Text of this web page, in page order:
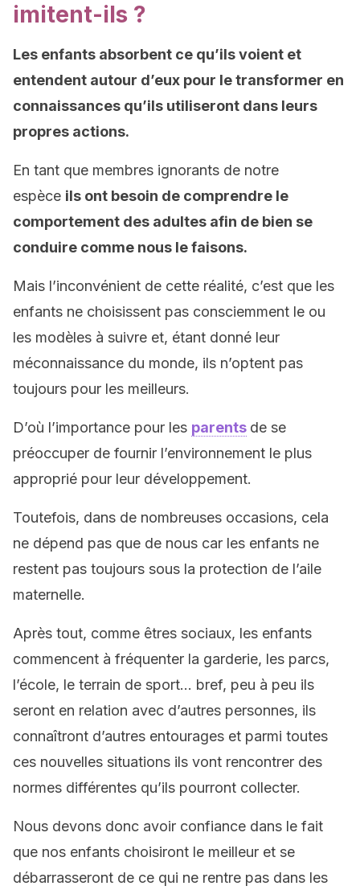
imitent-ils ?
Les enfants absorbent ce qu’ils voient et
entendent autour d’eux pour le transformer en
connaissances qu’ils utiliseront dans leurs
propres actions.
En tant que membres ignorants de notre
espèce ils ont besoin de comprendre le
comportement des adultes afin de bien se
conduire comme nous le faisons.
Mais l’inconvénient de cette réalité, c’est que les
enfants ne choisissent pas consciemment le ou
les modèles à suivre et, étant donné leur
méconnaissance du monde, ils n’optent pas
toujours pour les meilleurs.
D’où l’importance pour les parents de se
préoccuper de fournir l’environnement le plus
approprié pour leur développement.
Toutefois, dans de nombreuses occasions, cela
ne dépend pas que de nous car les enfants ne
restent pas toujours sous la protection de l’aile
maternelle.
Après tout, comme êtres sociaux, les enfants
commencent à fréquenter la garderie, les parcs,
l’école, le terrain de sport… bref, peu à peu ils
seront en relation avec d’autres personnes, ils
connaîtront d’autres entourages et parmi toutes
ces nouvelles situations ils vont rencontrer des
normes différentes qu’ils pourront collecter.
Nous devons donc avoir confiance dans le fait
que nos enfants choisiront le meilleur et se
débarrasseront de ce qui ne rentre pas dans les